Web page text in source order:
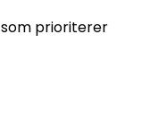
prioriterer